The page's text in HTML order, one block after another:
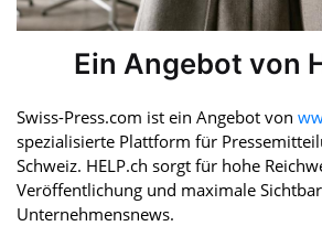
Ein Angebot von
Swiss-Press.com ist ein Angebot von
spezialisierte Plattform für
Schweiz. HELP.ch sorgt für hohe
Veröffentlichung und maximale
Unternehmensnews.